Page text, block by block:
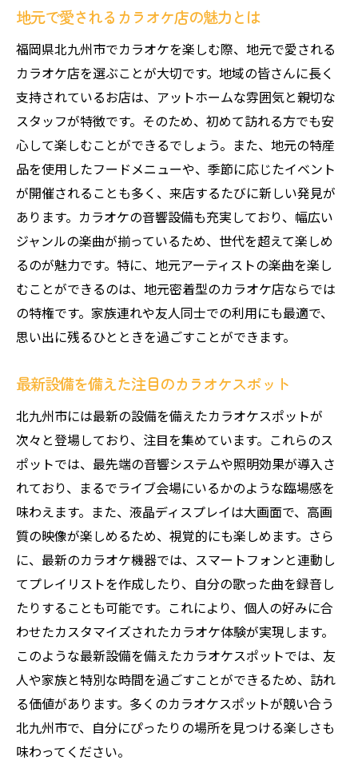
の活用法
お座敷タイプのカラオケルームの魅力
広々とした空間で心を解きほぐす方法
自然光を感じるリラックスルームの使い方
カラオケルームでの快適な過ごし方
ルーム内での飲食物持ち込みのポイント
デリバリーを利用した新しいカラオケ体験
家族と友人と一緒に楽しむ北九州市のカラオケ
体験
家族で楽しむためのカラオケ選びのコツ
大人数で盛り上がるカラオケルームの探し
方
友人とのカラオケをさらに楽しくするアイ
みんなで歌えるおすすめの人気曲
家族連れに優しいカラオケ店の特徴
カラオケで絆を深める演出方法
北九州市でおすすめのカラオケスポットの選び
方
アクセスの良いカラオケ店を見つける方法
コスパ重視のカラオケプランをチェック
静かに楽しめるカラオケ店の選び方
特別な日に訪れたいカラオケスポット
オンライン予約でスムーズに楽しむコツ
地元で人気のカラオケスポット一覧
デリバリー対応のカラオケルームで楽しむ新し
い夜
ピザや寿司のデリバリーを楽しむ方法
デリバリーで手軽にパーティーを演出
地元で愛されるカラオケ店の魅力とは
福岡県北九州市でカラオケを楽しむ際、地元で愛される
カラオケ店を選ぶことが大切です。地域の皆さんに長く
支持されているお店は、アットホームな雰囲気と親切な
スタッフが特徴です。そのため、初めて訪れる方でも安
心して楽しむことができるでしょう。また、地元の特産
品を使用したフードメニューや、季節に応じたイベント
が開催されることも多く、来店するたびに新しい発見が
あります。カラオケの音響設備も充実しており、幅広い
ジャンルの楽曲が揃っているため、世代を超えて楽しめ
るのが魅力です。特に、地元アーティストの楽曲を楽し
むことができるのは、地元密着型のカラオケ店ならでは
の特権です。家族連れや友人同士での利用にも最適で、
思い出に残るひとときを過ごすことができます。
最新設備を備えた注目のカラオケスポット
北九州市には最新の設備を備えたカラオケスポットが
次々と登場しており、注目を集めています。これらのス
ポットでは、最先端の音響システムや照明効果が導入さ
れており、まるでライブ会場にいるかのような臨場感を
味わえます。また、液晶ディスプレイは大画面で、高画
質の映像が楽しめるため、視覚的にも楽しめます。さら
に、最新のカラオケ機器では、スマートフォンと連動し
てプレイリストを作成したり、自分の歌った曲を録音し
たりすることも可能です。これにより、個人の好みに合
わせたカスタマイズされたカラオケ体験が実現します。
このような最新設備を備えたカラオケスポットでは、友
人や家族と特別な時間を過ごすことができるため、訪れ
る価値があります。多くのカラオケスポットが競い合う
北九州市で、自分にぴったりの場所を見つける楽しさも
味わってください。